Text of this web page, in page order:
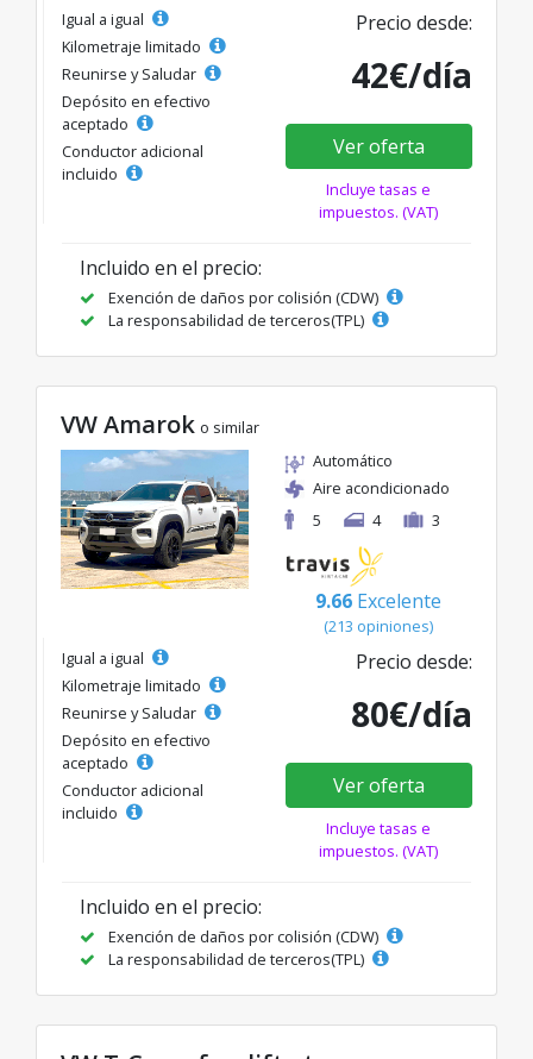
Igual a igual
Kilometraje limitado
Reunirse y Saludar
Depósito en efectivo
aceptado
Conductor adicional
incluido
Precio desde:
42€/día
Ver oferta
Incluye tasas e
impuestos. (VAT)
Incluido en el precio:
Exención de daños por colisión (CDW)
La responsabilidad de terceros(TPL)
VW Amarok o similar
Automático
Aire acondicionado
5
4 3
9.66 Excelente
(213 opiniones)
Igual a igual
Kilometraje limitado
Reunirse y Saludar
Depósito en efectivo
aceptado
Conductor adicional
incluido
Precio desde:
80€/día
Ver oferta
Incluye tasas e
impuestos. (VAT)
Incluido en el precio:
Exención de daños por colisión (CDW)
La responsabilidad de terceros(TPL)